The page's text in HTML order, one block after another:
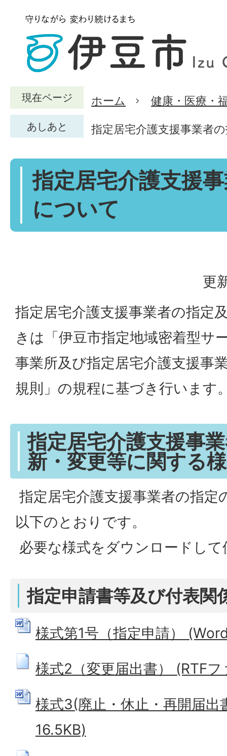
現在ページ ホーム 健康・医療・
あしあと 指定居宅介護支援事業者
指定居宅介護支援
について
更
指定居宅介護支援事業者の指定
きは「伊豆市指定地域密着型サ
事業所及び指定居宅介護支援事
規則」の規程に基づき行います
指定居宅介護支援事
新・変更等に関する
指定居宅介護支援事業者の指定
以下のとおりです。
必要な様式をダウンロードし
指定申請書等及び付表関
様式第1号（指定申請）
様式2（変更届出書） (RTF
様式3(廃止・休止・再開届
16.5KB)